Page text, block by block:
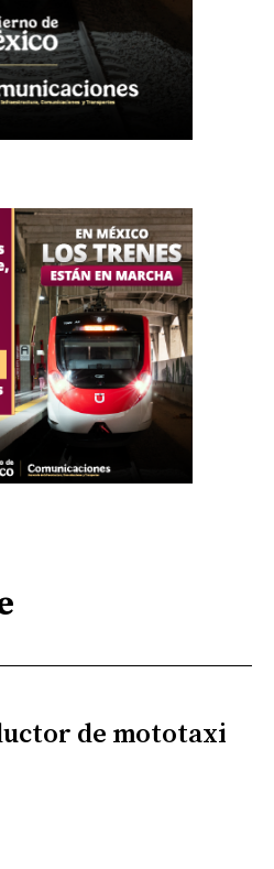
de mototaxi